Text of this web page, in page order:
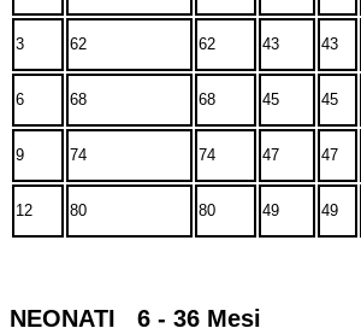
3 62 62 43 43
6 68 68 45 45
9 74 74 47 47
12 80 80 49 49
NEONATI 6 - 36 Mesi